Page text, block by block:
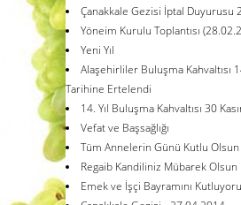
Çanakkale Gezisi İptal Duyurusu
Yöneim Kurulu Toplantısı
Yeni Yıl
Alaşehirliler Buluşma Kahvaltısı
Tarihine Ertelendi
14. Yıl Buluşma Kahvaltısı 30
Vefat ve Başsağlığı
Tüm Annelerin Günü Kutlu Olsun
Regaib Kandiliniz Mübarek Olsun
Emek ve İşçi Bayramını